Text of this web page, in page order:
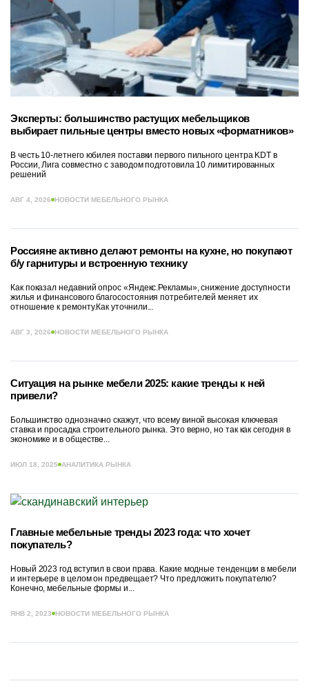
Эксперты: большинство растущих мебельщиков
выбирает пильные центры вместо новых «форматников»
В честь 10-летнего юбилея поставки первого пильного центра KDT в
России, Лига совместно с заводом подготовила 10 лимитированных
решений
АВГ 4, 2026 НОВОСТИ МЕБЕЛЬНОГО РЫНКА
Россияне активно делают ремонты на кухне, но покупают
б/у гарнитуры и встроенную технику
Как показал недавний опрос «Яндекс.Рекламы», снижение доступности
жилья и финансового благосостояния потребителей меняет их
отношение к ремонту.Как уточнили...
АВГ 3, 2026 НОВОСТИ МЕБЕЛЬНОГО РЫНКА
Ситуация на рынке мебели 2025: какие тренды к ней
привели?
Большинство однозначно скажут, что всему виной высокая ключевая
ставка и просадка строительного рынка. Это верно, но так как сегодня в
экономике и в обществе...
ИЮЛ 18, 2025 АНАЛИТИКА РЫНКА
Главные мебельные тренды 2023 года: что хочет
покупатель?
Новый 2023 год вступил в свои права. Какие модные тенденции в мебели
и интерьере в целом он предвещает? Что предложить покупателю?
Конечно, мебельные формы и...
ЯНВ 2, 2023 НОВОСТИ МЕБЕЛЬНОГО РЫНКА